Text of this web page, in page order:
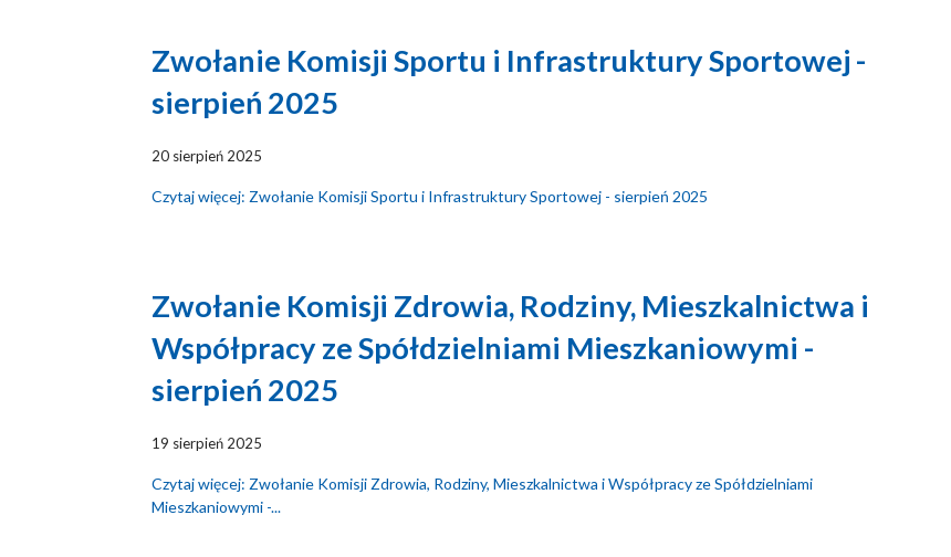
Zwołanie Komisji Sportu i Infrastruktury Sportowej -
sierpień 2025
20 sierpień 2025
Czytaj więcej: Zwołanie Komisji Sportu i Infrastruktury Sportowej - sierpień 2025
Zwołanie Komisji Zdrowia, Rodziny, Mieszkalnictwa i
Współpracy ze Spółdzielniami Mieszkaniowymi -
sierpień 2025
19 sierpień 2025
Czytaj więcej: Zwołanie Komisji Zdrowia, Rodziny, Mieszkalnictwa i Współpracy ze Spółdzielniami
Mieszkaniowymi -...